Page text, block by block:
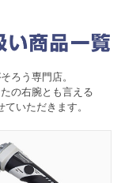
ろう専門店。
の右腕とも言える
いただきます。